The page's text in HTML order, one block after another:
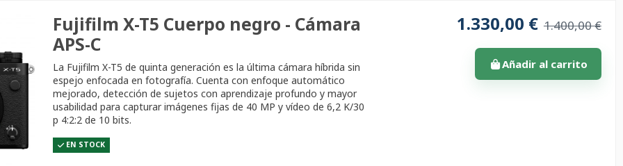
Fujifilm X-T5 Cuerpo negro - Cámara
APS-C
La Fujifilm X-T5 de quinta generación es la última cámara híbrida sin
espejo enfocada en fotografía. Cuenta con enfoque automático
mejorado, detección de sujetos con aprendizaje profundo y mayor
usabilidad para capturar imágenes fijas de 40 MP y vídeo de 6,2 K/30
p 4:2:2 de 10 bits.
EN STOCK
1.330,00 € 1.400,00 €
Añadir al carrito